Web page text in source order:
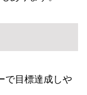
で目標達成しや